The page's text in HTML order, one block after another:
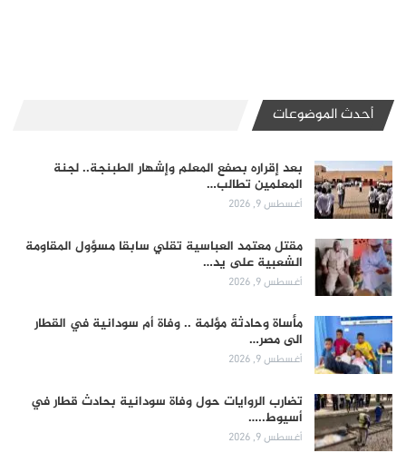
أحدث الموضوعات
بعد إقراره بصفع المعلم وإشهار الطبنجة.. لجنة
المعلمين تطالب…
أغسطس 9, 2026
مقتل معتمد العباسية تقلي سابقا مسؤول المقاومة
الشعبية على يد…
أغسطس 9, 2026
مأساة وحادثة مؤلمة .. وفاة أم سودانية في القطار
الى مصر…
أغسطس 9, 2026
تضارب الروايات حول وفاة سودانية بحادث قطار في
أسيوط..…
أغسطس 9, 2026